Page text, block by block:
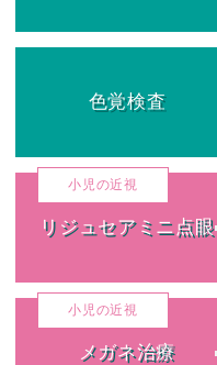
色覚検査
リジュセアミニ点眼
メガネ治療